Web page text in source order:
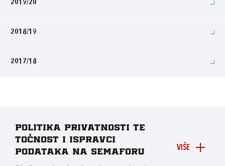
2019/20
2018/19
2017/18
VIŠE
Politika privatnosti te
točnost i ispravci
podataka na Semaforu